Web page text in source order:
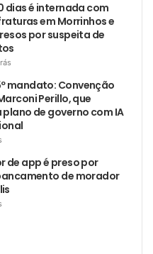
dias é internada com
em Morrinhos e
por suspeita de
mandato: Convenção
Perillo, que
de governo com IA
de app é preso por
de morador